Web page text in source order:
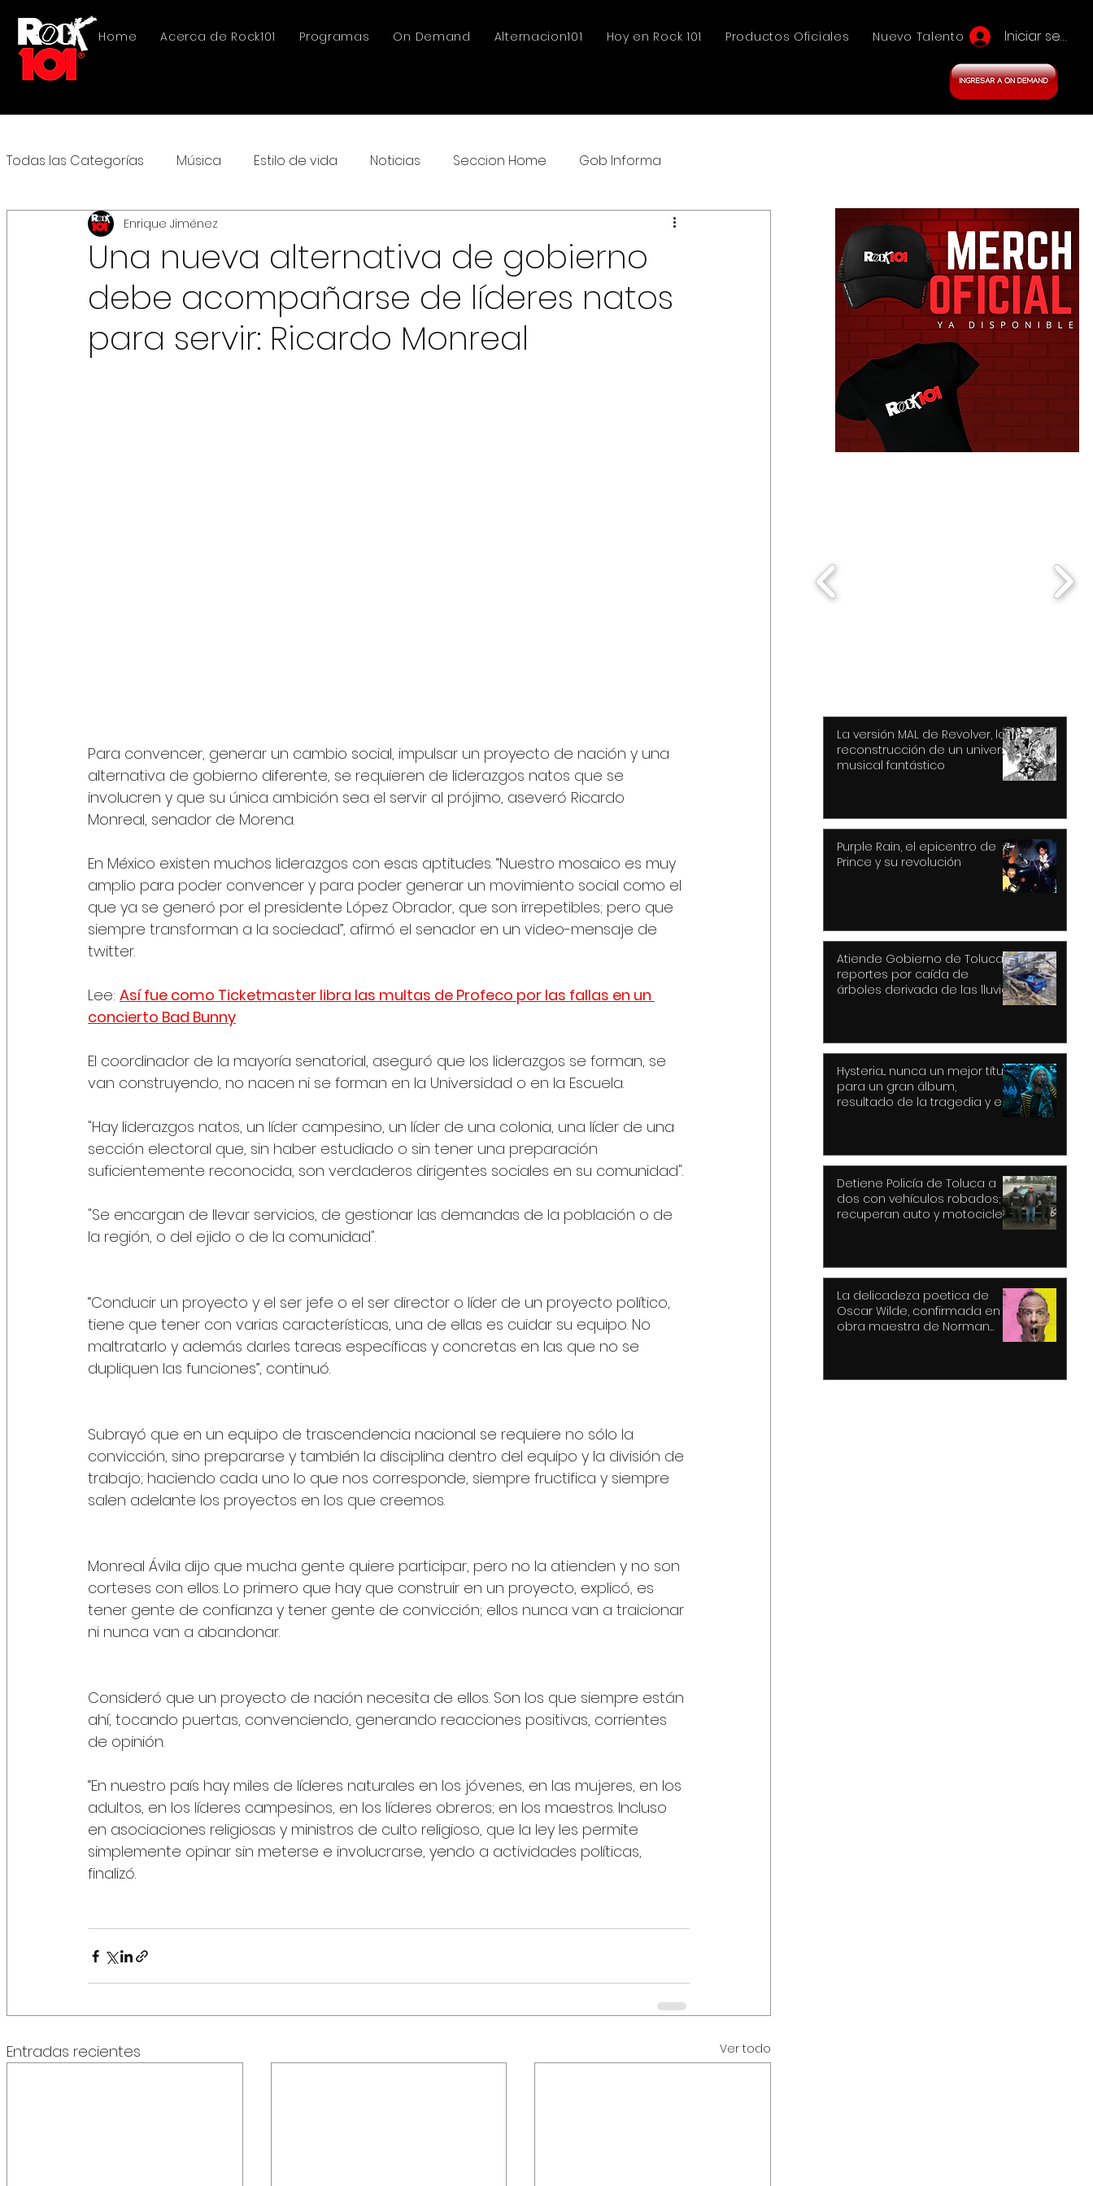
Home Acerca de Rock101 Programas On Demand Alternacion101 Hoy en Rock 101 Productos Oficiales Nuevo Talento Iniciar sesión
Todas las Categorías Música Estilo de vida Noticias Seccion Home Gob Informa
Una nueva alternativa de gobierno
debe acompañarse de líderes natos
para servir: Ricardo Monreal
Enrique Jiménez
Para convencer, generar un cambio social, impulsar un proyecto de nación y una
alternativa de gobierno diferente, se requieren de liderazgos natos que se
involucren y que su única ambición sea el servir al prójimo, aseveró Ricardo
Monreal, senador de Morena.
En México existen muchos liderazgos con esas aptitudes. “Nuestro mosaico es muy
amplio para poder convencer y para poder generar un movimiento social como el
que ya se generó por el presidente López Obrador, que son irrepetibles; pero que
siempre transforman a la sociedad”, afirmó el senador en un video-mensaje de
twitter.
Lee: Así fue como Ticketmaster libra las multas de Profeco por las fallas en un
concierto Bad Bunny
El coordinador de la mayoría senatorial, aseguró que los liderazgos se forman, se
van construyendo, no nacen ni se forman en la Universidad o en la Escuela.
"Hay liderazgos natos, un líder campesino, un líder de una colonia, una líder de una
sección electoral que, sin haber estudiado o sin tener una preparación
suficientemente reconocida, son verdaderos dirigentes sociales en su comunidad".
"Se encargan de llevar servicios, de gestionar las demandas de la población o de
la región, o del ejido o de la comunidad".
“Conducir un proyecto y el ser jefe o el ser director o líder de un proyecto político,
tiene que tener con varias características, una de ellas es cuidar su equipo. No
maltratarlo y además darles tareas específicas y concretas en las que no se
dupliquen las funciones”, continuó.
Subrayó que en un equipo de trascendencia nacional se requiere no sólo la
convicción, sino prepararse y también la disciplina dentro del equipo y la división de
trabajo; haciendo cada uno lo que nos corresponde, siempre fructifica y siempre
salen adelante los proyectos en los que creemos.
Monreal Ávila dijo que mucha gente quiere participar, pero no la atienden y no son
corteses con ellos. Lo primero que hay que construir en un proyecto, explicó, es
tener gente de confianza y tener gente de convicción; ellos nunca van a traicionar
ni nunca van a abandonar.
Consideró que un proyecto de nación necesita de ellos. Son los que siempre están
ahí, tocando puertas, convenciendo, generando reacciones positivas, corrientes
de opinión.
“En nuestro país hay miles de líderes naturales en los jóvenes, en las mujeres, en los
adultos, en los líderes campesinos, en los líderes obreros; en los maestros. Incluso
en asociaciones religiosas y ministros de culto religioso, que la ley les permite
simplemente opinar sin meterse e involucrarse, yendo a actividades políticas,
finalizó.
Entradas recientes Ver todo
La versión MAL de Revolver, la
reconstrucción de un universo
musical fantástico
Purple Rain, el epicentro de
Prince y su revolución
Atiende Gobierno de Toluca
reportes por caída de
árboles derivada de las lluvias
Hysteria... nunca un mejor título
para un gran álbum,
resultado de la tragedia y el
Detiene Policía de Toluca a
dos con vehículos robados;
recuperan auto y motocicleta
La delicadeza poetica de
Oscar Wilde, confirmada en la
obra maestra de Norman